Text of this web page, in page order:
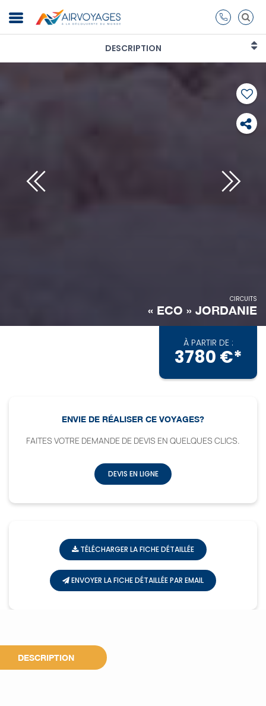
DESCRIPTION
CIRCUITS
« ECO » JORDANIE
À PARTIR DE :
3780 €*
ENVIE DE RÉALISER CE VOYAGES?
FAITES VOTRE DEMANDE DE DEVIS EN QUELQUES CLICS.
DEVIS EN LIGNE
TÉLÉCHARGER LA FICHE DÉTAILLÉE
ENVOYER LA FICHE DÉTAILLÉE PAR EMAIL
DESCRIPTION